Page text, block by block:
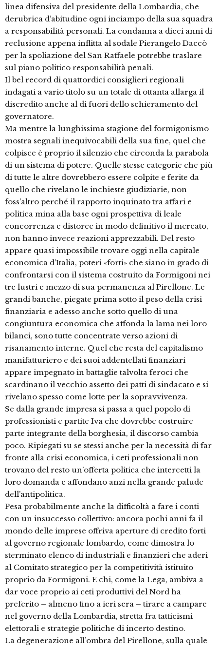
linea difensiva del presidente della Lombardia, che
derubrica d’abitudine ogni inciampo della sua squadra
a responsabilità personali. La condanna a dieci anni di
reclusione appena inflitta al sodale Pierangelo Daccò
per la spoliazione del San Raffaele potrebbe traslare
sul piano politico responsabilità penali.
Il bel record di quattordici consiglieri regionali
indagati a vario titolo su un totale di ottanta allarga il
discredito anche al di fuori dello schieramento del
governatore.
Ma mentre la lunghissima stagione del formigonismo
mostra segnali inequivocabili della sua fine, quel che
colpisce è proprio il silenzio che circonda la parabola
di un sistema di potere. Quelle stesse categorie che più
di tutte le altre dovrebbero essere colpite e ferite da
quello che rivelano le inchieste giudiziarie, non
foss’altro perché il rapporto inquinato tra affari e
politica mina alla base ogni prospettiva di leale
concorrenza e distorce in modo definitivo il mercato,
non hanno invece reazioni apprezzabili. Del resto
appare quasi impossibile trovare oggi nella capitale
economica d’Italia, poteri «forti» che siano in grado di
confrontarsi con il sistema costruito da Formigoni nei
tre lustri e mezzo di sua permanenza al Pirellone. Le
grandi banche, piegate prima sotto il peso della crisi
finanziaria e adesso anche sotto quello di una
congiuntura economica che affonda la lama nei loro
bilanci, sono tutte concentrate verso azioni di
risanamento interne. Quel che resta del capitalismo
manifatturiero e dei suoi addentellati finanziari
appare impegnato in battaglie talvolta feroci che
scardinano il vecchio assetto dei patti di sindacato e si
rivelano spesso come lotte per la sopravvivenza.
Se dalla grande impresa si passa a quel popolo di
professionisti e partite Iva che dovrebbe costruire
parte integrante della borghesia, il discorso cambia
poco. Ripiegati su se stessi anche per la necessità di far
fronte alla crisi economica, i ceti professionali non
trovano del resto un’offerta politica che intercetti la
loro domanda e affondano anzi nella grande palude
dell’antipolitica.
Pesa probabilmente anche la difficoltà a fare i conti
con un insuccesso collettivo: ancora pochi anni fa il
mondo delle imprese offriva aperture di credito forti
al governo regionale lombardo, come dimostra lo
sterminato elenco di industriali e finanzieri che aderì
al Comitato strategico per la competitività istituito
proprio da Formigoni. E chi, come la Lega, ambiva a
dar voce proprio ai ceti produttivi del Nord ha
preferito – almeno fino a ieri sera – tirare a campare
nel governo della Lombardia, stretta fra tatticismi
elettorali e strategie politiche di incerto destino.
La degenerazione all’ombra del Pirellone, sulla quale